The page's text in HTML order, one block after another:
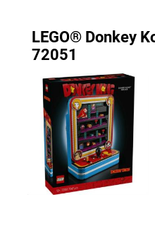
LEGO® Donkey
72051